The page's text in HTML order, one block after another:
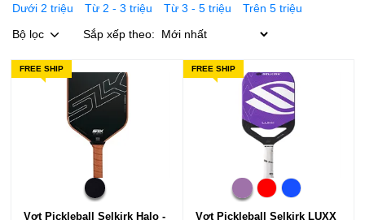
Dưới 2 triệu Từ 2 - 3 triệu Từ 3 - 5 triệu
Trên 5 triệu
Bộ lọc
Sắp xếp theo:
FREE SHIP
Vợt Pickleball Selkirk Halo -
FREE SHIP
Vợt Pickleball Selkirk LUXX